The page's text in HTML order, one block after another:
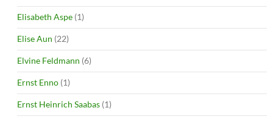
Elisabeth Aspe (1)
Elise Aun (22)
Elvine Feldmann (6)
Ernst Enno (1)
Ernst Heinrich Saabas (1)